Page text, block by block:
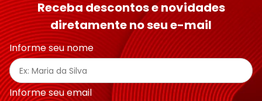
Endereço de email
Escreva uma avaliação
Receba descontos e novidades
diretamente no seu e-mail
Informe seu nome
Informe seu email